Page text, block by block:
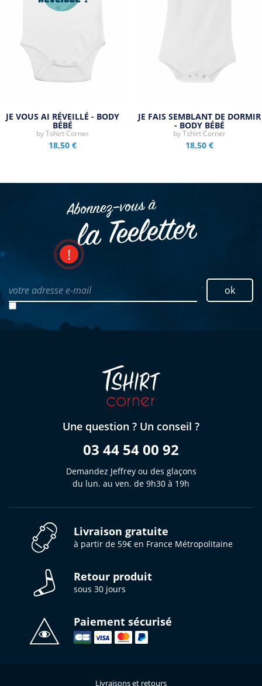
JE VOUS AI RÉVEILLÉ - BODY
BÉBÉ
byTshirt Corner
18,50 €
JE FAIS SEMBLANT DE DORMIR
- BODY BÉBÉ
byTshirt Corner
18,50 €
Abonnez–vous à
la Teeletter
votre adresse e-mail ok
Une question ? Un conseil ?
03 44 54 00 92
Demandez Jeffrey ou des glaçons
du lun. au ven. de 9h30 à 19h
Livraison gratuite
à partir de 59€ en France Métropolitaine
Retour produit
sous 30 jours
Paiement sécurisé
Livraisons et retours